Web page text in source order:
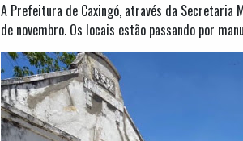
A Prefeitura de Caxingó, através da Secretaria
de novembro. Os locais estão passando por